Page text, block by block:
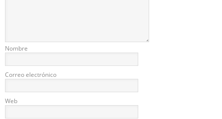
Nombre
Correo electrónico
Web